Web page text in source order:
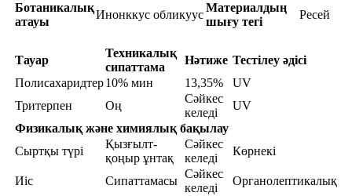
Ботаникалық
атауы
Инонккус обликуус
Материалдың
шығу тегі
Ресей
Тауар
Техникалық
сипаттама
Нәтиже Тестілеу әдісі
Полисахаридтер10% мин 13,35%
UV
Тритерпен
Оң
Сәйкес
келеді
UV
Физикалық және химиялық бақылау
Сыртқы түрі
Қызғылт-
қоңыр ұнтақ
Сәйкес
келеді
Көрнекі
Иіс Сипаттамасы
Сәйкес
келеді
Органолептикалық